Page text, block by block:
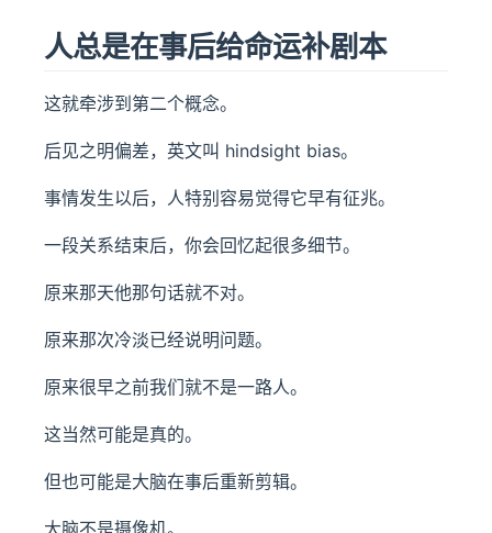
人总是在事后给命运补剧本
这就牵涉到第二个概念。
后见之明偏差，英文叫 hindsight bias。
事情发生以后，人特别容易觉得它早有征兆。
一段关系结束后，你会回忆起很多细节。
原来那天他那句话就不对。
原来那次冷淡已经说明问题。
原来很早之前我们就不是一路人。
这当然可能是真的。
但也可能是大脑在事后重新剪辑。
大脑不是摄像机。